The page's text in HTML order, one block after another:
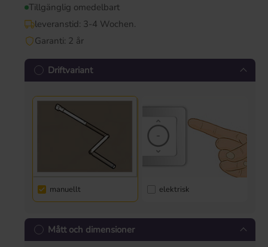
Tillgänglig omedelbart
leveranstid: 3-4 Wochen.
Garanti: 2 år
Driftvariant
manuellt elektrisk
Mått och dimensioner